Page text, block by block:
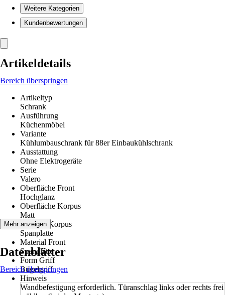
Weitere Kategorien
Kundenbewertungen
Artikeldetails
Bereich überspringen
Artikeltyp
Schrank
Ausführung
Küchenmöbel
Variante
Kühlumbauschrank für 88er Einbaukühlschrank
Ausstattung
Ohne Elektrogeräte
Serie
Valero
Oberfläche Front
Hochglanz
Oberfläche Korpus
Matt
Material Korpus
Spanplatte
Material Front
Spanplatte
Form Griff
Bügelgriff
Hinweis
Wandbefestigung erforderlich. Türanschlag links oder rechts frei
Mehr anzeigen
Datenblätter
Bereich überspringen